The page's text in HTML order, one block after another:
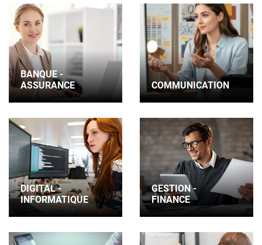
BANQUE -
ASSURANCE
COMMUNICATION
DIGITAL -
INFORMATIQUE
GESTION -
FINANCE